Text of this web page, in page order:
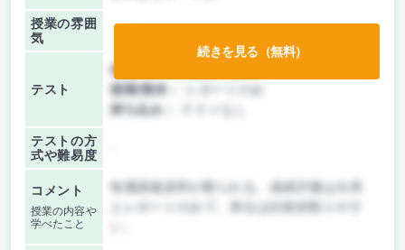
授業の雰囲
気
テスト
前期/中間：
後期/期末：
持ち込み：
テストの方
式や難易度
コメント
授業の内容や
学べたこと
毎週講義資料が配られる。成績評価は出席
続きを見る（無料）